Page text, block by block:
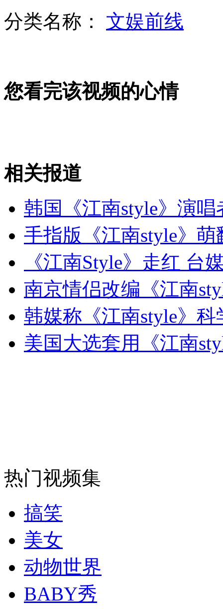
农民工博物馆 外来工忆苦思甜
山西运城恶犬咬伤多人 警民合力深夜将其击毙
女孩北京地铁殴打老人 痛下狠手拳打脚踢
无痛分娩是否安全 医生回应
外交部：反对强权政治霸凌主义
走！跟着总书记去植树
消防员救轻生者
分类名称： 文娱前线
您看完该视频的心情
相关报道
韩国《江南style》演
手指版《江南style》萌
《江南Style》走红 台
南京情侣改编《江南
韩媒称《江南style》
美国大选套用《江南
热门视频集
搞笑
美女
动物世界
BABY秀